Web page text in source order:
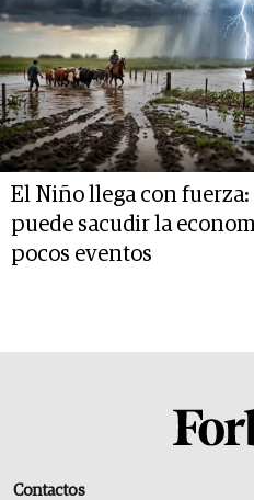
El Niño llega con
puede sacudir la
pocos eventos
Contactos